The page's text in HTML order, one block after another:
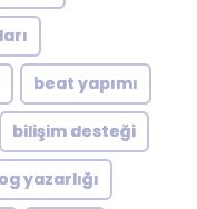
beat yapımı
bilişim desteği
yazarlığı